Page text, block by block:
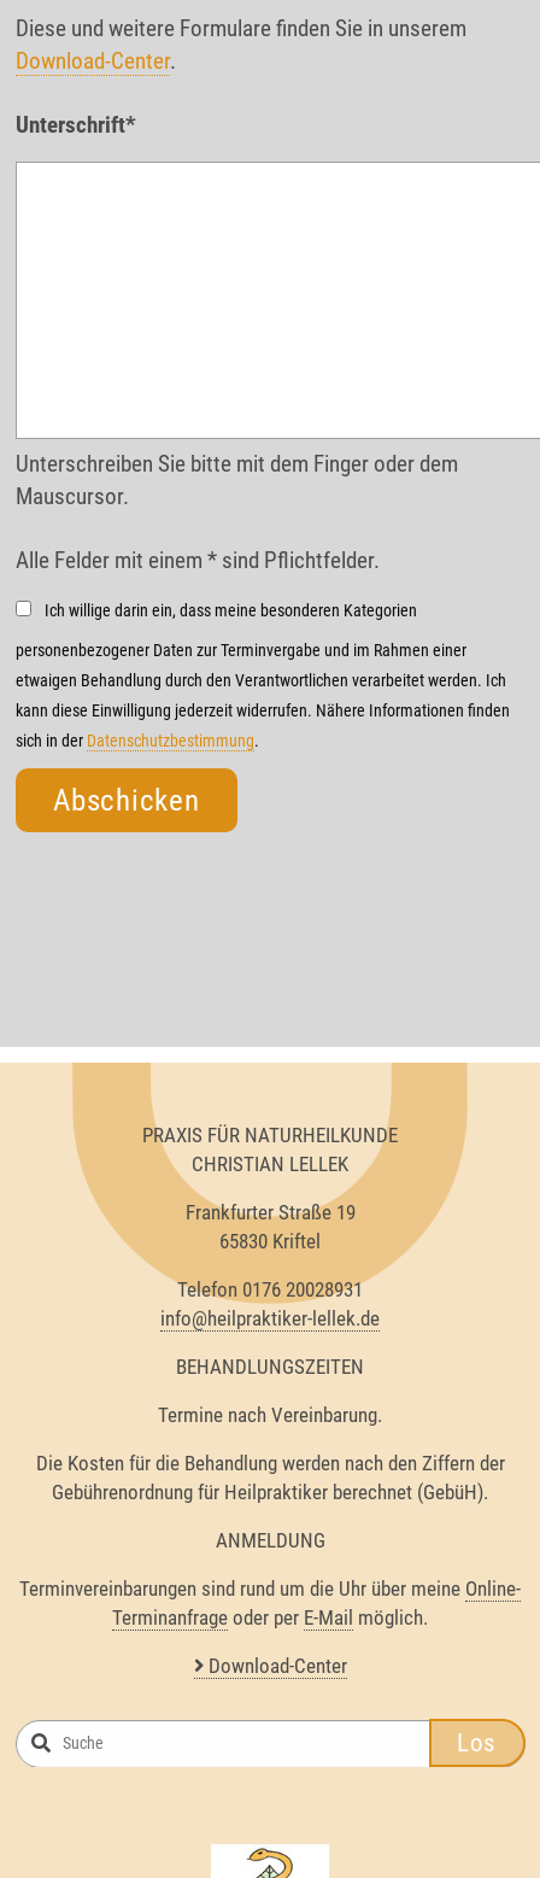
Diese und weitere Formulare finden Sie in unserem
Download-Center.
Unterschrift*
Unterschreiben Sie bitte mit dem Finger oder dem
Mauscursor.
Alle Felder mit einem * sind Pflichtfelder.
Ich willige darin ein, dass meine besonderen Kategorien
personenbezogener Daten zur Terminvergabe und im Rahmen einer
etwaigen Behandlung durch den Verantwortlichen verarbeitet werden. Ich
kann diese Einwilligung jederzeit widerrufen. Nähere Informationen finden
sich in der Datenschutzbestimmung.
PRAXIS FÜR NATURHEILKUNDE
CHRISTIAN LELLEK
Frankfurter Straße 19
65830 Kriftel
Telefon 0176 20028931
info@heilpraktiker-lellek.de
BEHANDLUNGSZEITEN
Termine nach Vereinbarung.
Die Kosten für die Behandlung werden nach den Ziffern der
Gebührenordnung für Heilpraktiker berechnet (GebüH).
ANMELDUNG
Terminvereinbarungen sind rund um die Uhr über meine Online-
Terminanfrage oder per E-Mail möglich.
Download-Center
Los